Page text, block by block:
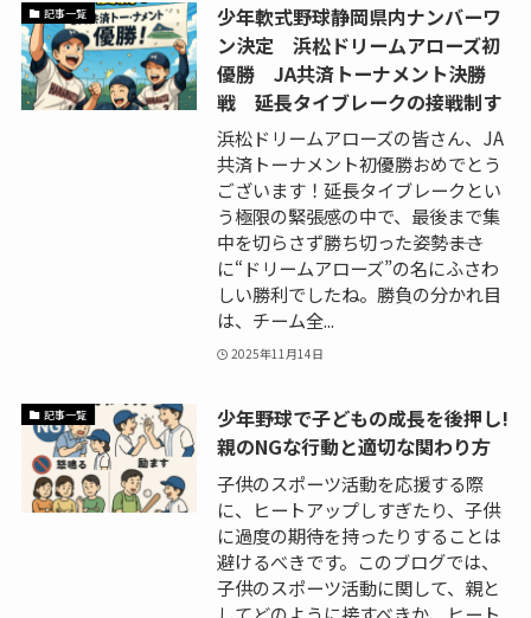
記事一覧
少年軟式野球静岡県内ナンバーワ
ン決定 浜松ドリームアローズ初
優勝 JA共済トーナメント決勝
戦 延長タイブレークの接戦制す
浜松ドリームアローズの皆さん、JA
共済トーナメント初優勝おめでとう
ございます！延長タイブレークとい
う極限の緊張感の中で、最後まで集
中を切らさず勝ち切った姿勢――まさ
に“ドリームアローズ”の名にふさわ
しい勝利でしたね。勝負の分かれ目
は、チーム全...
2025年11月14日
記事一覧
少年野球で子どもの成長を後押し!
親のNGな行動と適切な関わり方
子供のスポーツ活動を応援する際
に、ヒートアップしすぎたり、子供
に過度の期待を持ったりすることは
避けるべきです。このブログでは、
子供のスポーツ活動に関して、親と
してどのように接すべきか、ヒート